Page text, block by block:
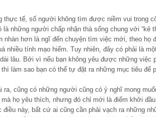
thực tế, số người không tìm được niềm vui trong
là những người chấp nhận thà sống chung với “kẻ
nhàn hơn là ngĩ đến chuyện tìm việc mới, theo họ
nhiều tính mạo hiểm. Tuy nhiên, đây có phải là
lâu. Bởi vì nếu bạn không yêu được những việc
thì làm sao bạn có thể tự đặt ra những mục tiêu để
ra, cũng có những người cũng có ý nghĩ mong
mà họ yêu thích, nhưng đó chỉ mới là điểm khởi
điều này, bất cứ ai cũng cần phải vạch ra những